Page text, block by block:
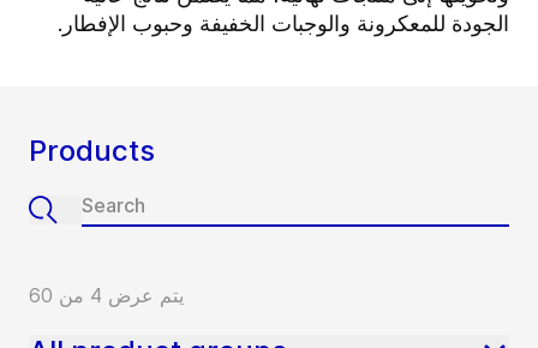
الجودة للمعكرونة والوجبات الخفيفة وحبوب الإفطار.
Products
يتم عرض 4 من 60